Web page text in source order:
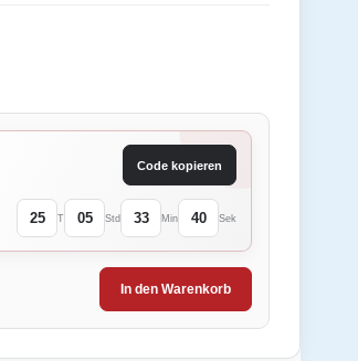
Code kopieren
25 T 05 Std 33 Min 40 Sek
In den Warenkorb